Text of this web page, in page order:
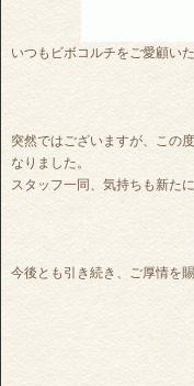
いつもビボコルチをご愛顧い
突然ではございますが、この
なりました。
スタッフ一同、気持ちも新た
今後とも引き続き、ご厚情を